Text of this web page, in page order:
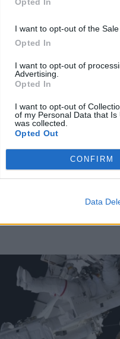
I want to opt-out of the
Opted In
I want to opt-out of
Advertising.
Opted In
I want to opt-out of
of my Personal Data that
was collected.
Opted Out
CONFIRM
Data
започна да
продукти
Корея.